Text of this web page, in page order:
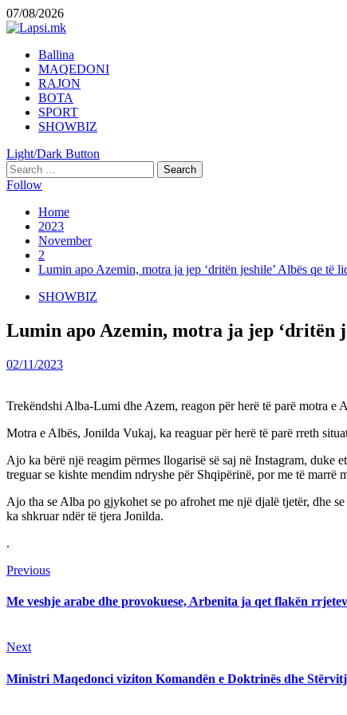
Skip
to
07/08/2026
Primary
Menu
Ballina
MAQEDONI
RAJON
BOTA
SPORT
SHOWBIZ
Light/Dark Button
Search
for:
Follow
Home
2023
November
2
Lumin apo Azemin, motra ja jep ‘dritën jeshile’ Albës qe të
SHOWBIZ
Lumin apo Azemin, motra ja jep ‘dritën
02/11/2023
Trekëndshi Alba-Lumi dhe Azem, reagon për herë të parë motra e
Motra e Albës, Jonilda Vukaj, ka reaguar për herë të parë rreth
Ajo ka bërë një reagim përmes llogarisë së saj në Instagram,
treguar se kishte mendim ndryshe për Shqipërinë, por me të marrë
Ajo tha se Alba po gjykohet se po afrohet me një djalë tjetër, dhe
ka shkruar ndër të tjera Jonilda.
.
Continue
Reading
PreviousPrevious
Me veshje arabe dhe provokuese, Arbenita ja qet flakën
NextNext
Ministri Maqedonci viziton Komandën e Doktrinës dhe